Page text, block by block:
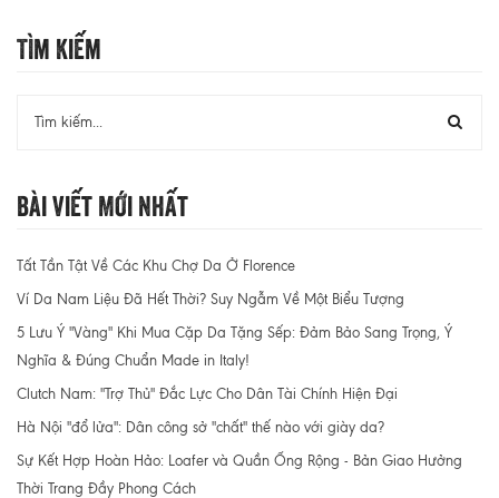
Tìm Kiếm
Bài Viết Mới Nhất
Tất Tần Tật Về Các Khu Chợ Da Ở Florence
Ví Da Nam Liệu Đã Hết Thời? Suy Ngẫm Về Một Biểu Tượng
5 Lưu Ý "Vàng" Khi Mua Cặp Da Tặng Sếp: Đảm Bảo Sang Trọng, Ý
Nghĩa & Đúng Chuẩn Made in Italy!
Clutch Nam: "Trợ Thủ" Đắc Lực Cho Dân Tài Chính Hiện Đại
Hà Nội "đổ lửa": Dân công sở "chất" thế nào với giày da?
Sự Kết Hợp Hoàn Hảo: Loafer và Quần Ống Rộng - Bản Giao Hưởng
Thời Trang Đầy Phong Cách